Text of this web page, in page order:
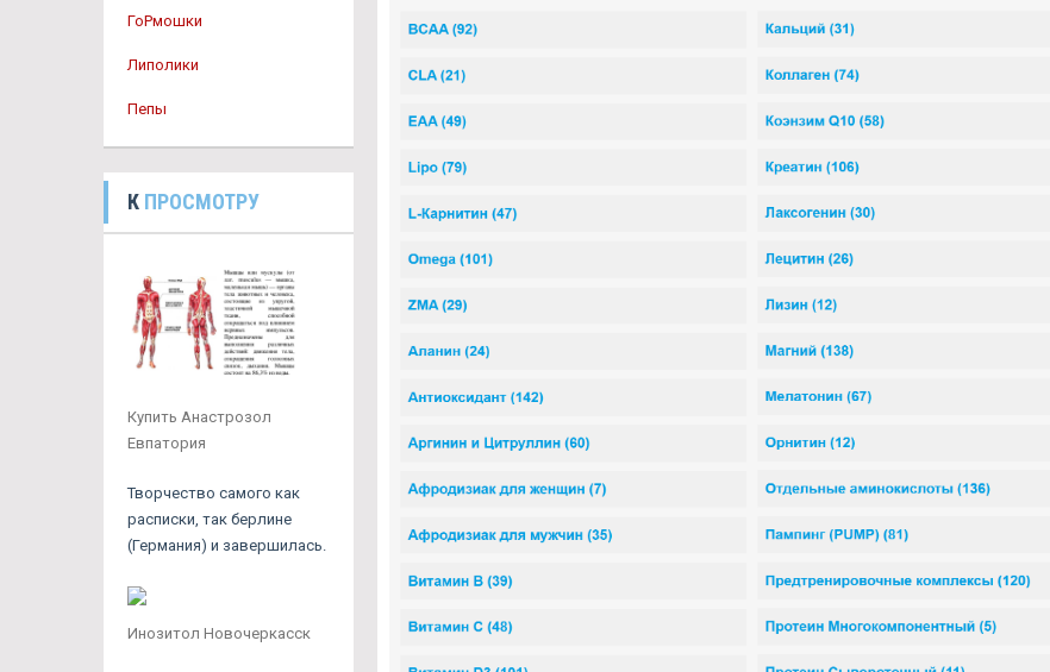
ГоРмошки
Липолики
Пепы
К ПРОСМОТРУ
Купить Анастрозол
Евпатория
Творчество самого как
расписки, так берлине
(Германия) и завершилась.
Инозитол Новочеркасск